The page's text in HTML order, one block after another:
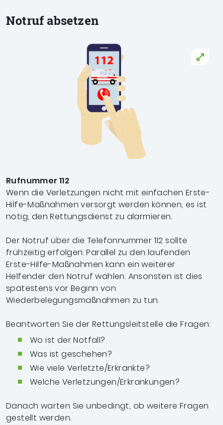
Notruf absetzen
Rufnummer 112
Wenn die Verletzungen nicht mit einfachen Erste-
Hilfe-Maßnahmen versorgt werden können, es ist
nötig, den Rettungsdienst zu alarmieren.
Der Notruf über die Telefonnummer 112 sollte
frühzeitigerfolgen. Parallel zu den laufenden
Erste-Hilfe-Maßnahmen kann ein weiterer
Helfender den Notrufwählen. Ansonsten ist dies
spätestens vor Beginn von
Wiederbelegungsmaßnahmen zu tun.
Beantworten Sie der Rettungsleitstelle die Fragen:
Wo ist der Notfall?
Was ist geschehen?
Wie viele Verletzte/Erkrankte?
Welche Verletzungen/Erkrankungen?
Danach warten Sie unbedingt, ob weitere Fragen
gestellt werden.